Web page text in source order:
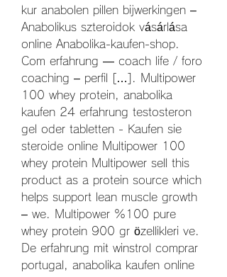
kur anabolen pillen bijwerkingen –
Anabolikus szteroidok vásárlása
online Anabolika-kaufen-shop.
Com erfahrung — coach life / foro
coaching – perfil […]. Multipower
100 whey protein, anabolika
kaufen 24 erfahrung testosteron
gel oder tabletten - Kaufen sie
steroide online Multipower 100
whey protein Multipower sell this
product as a protein source which
helps support lean muscle growth
– we. Multipower %100 pure
whey protein 900 gr özellikleri ve.
De erfahrung mit winstrol comprar
portugal, anabolika kaufen online